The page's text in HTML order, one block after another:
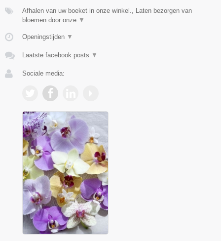
Afhalen van uw boeket in onze winkel., Laten bezorgen van
bloemen door onze ▼
Openingstijden ▼
Laatste facebook posts ▼
Sociale media: